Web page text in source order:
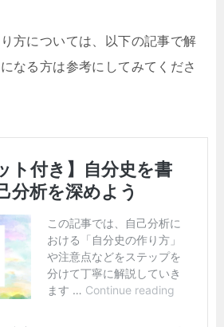
方については、以下の記事で解
なる方は参考にしてみてくださ